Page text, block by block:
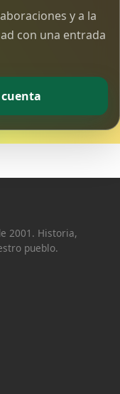
y a la
con una entrada
2001. Historia,
pueblo.